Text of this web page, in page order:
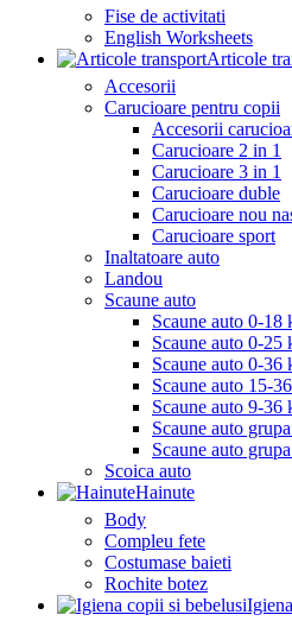
Fise de activitati
English Worksheets
Articole
Accesorii
Carucioare pentru copii
Accesorii
Carucioare 2 in 1
Carucioare 3 in 1
Carucioare duble
Carucioare nou
Carucioare sport
Inaltatoare auto
Landou
Scaune auto
Scaune auto 0-18
Scaune auto 0-25
Scaune auto 0-36
Scaune auto 15-
Scaune auto 9-36
Scaune auto
Scaune auto
Scoica auto
Hainute
Body
Compleu fete
Costumase baieti
Rochite botez